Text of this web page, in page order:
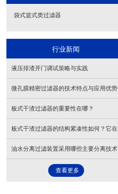
袋式篮式类过滤器
行业新闻
液压排渣开门调试策略与实践
微孔膜精密过滤器的技术特点与应用优势
板式干渣过滤器的重要性在哪？
板式干渣过滤器的结构紧凑性如何？它在安装时需要的空间大小是多少？
油水分离过滤装置采用哪些主要分离技术？明珠过滤为您解答
查看更多